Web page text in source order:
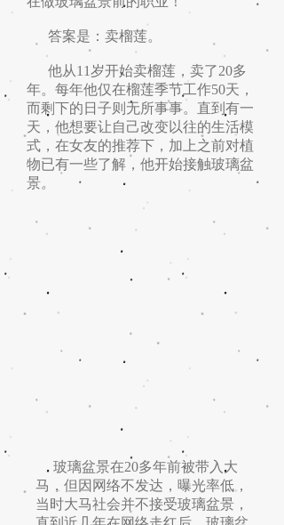
答案是：卖榴莲。
他从11岁开始卖榴莲，卖了20多
年。每年他仅在榴莲季节工作50天，
而剩下的日子则无所事事。直到有一
天，他想要让自己改变以往的生活模
式，在女友的推荐下，加上之前对植
物已有一些了解，他开始接触玻璃盆
景。
玻璃盆景在20多年前被带入大
马，但因网络不发达，曝光率低，
当时大马社会并不接受玻璃盆景，